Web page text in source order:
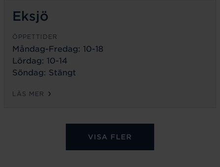
Eksjö
ÖPPETTIDER
Måndag-Fredag: 10-18
Lördag: 10-14
Söndag: Stängt
LÄS MER
VISA FLER